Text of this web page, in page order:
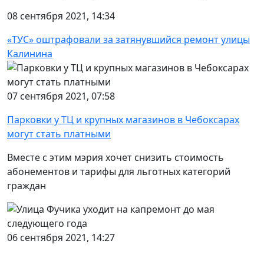
08 сентября 2021, 14:34
«ТУС» оштрафовали за затянувшийся ремонт улицы
Калинина
07 сентября 2021, 07:58
Парковки у ТЦ и крупных магазинов в Чебоксарах
могут стать платными
Вместе с этим мэрия хочет снизить стоимость
абонементов и тарифы для льготных категорий
граждан
06 сентября 2021, 14:27